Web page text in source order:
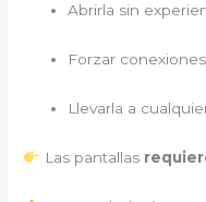
Abrirla sin
Forzar conexiones
Llevarla a
Las pantallas